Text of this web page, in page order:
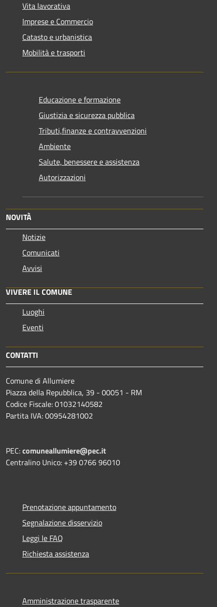
Vita lavorativa
Imprese e Commercio
Catasto e urbanistica
Mobilità e trasporti
Educazione e formazione
Giustizia e sicurezza pubblica
Tributi,finanze e contravvenzioni
Ambiente
Salute, benessere e assistenza
Autorizzazioni
NOVITÀ
Notizie
Comunicati
Avvisi
VIVERE IL COMUNE
Luoghi
Eventi
CONTATTI
Comune di Allumiere
Piazza della Repubblica, 39 - 00051 - RM
Codice Fiscale: 01032140582
Partita IVA: 00954281002
PEC:comuneallumiere@pec.it
Centralino Unico: +39 0766 96010
Prenotazione appuntamento
Segnalazione disservizio
Leggi le FAQ
Richiesta assistenza
Amministrazione trasparente